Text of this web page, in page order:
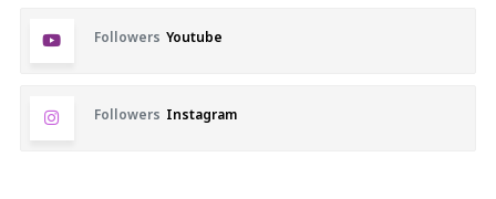
Followers Youtube
Followers Instagram